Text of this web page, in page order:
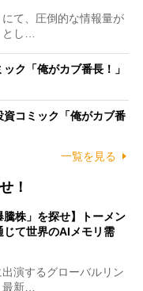
て、圧倒的な情報量が
し…
ク「俺がカブ番長！」
コミック「俺がカブ番
一覧を見る
！
騰株」を探せ】トーメン
て世界のAIメモリ需
演するグローバルリン
新…